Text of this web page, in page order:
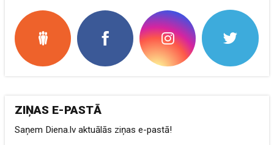
ZIŅAS E-PASTĀ
Saņem Diena.lv aktuālās ziņas e-pastā!